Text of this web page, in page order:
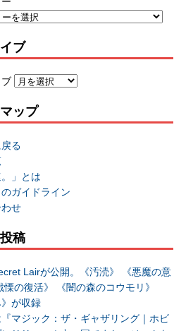
ブ
ップ
る
」とは
ガイドライン
せ
稿
Lairが公開。《汚涜》 《悪魔の意
慄の復活》 《闇の森のコウモリ》
が収録
マジック：ザ・ギャザリング｜ホビ